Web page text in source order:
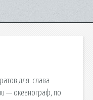
для. cлава
— океанограф, по